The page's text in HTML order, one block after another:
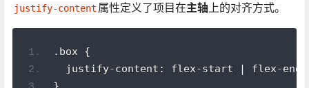
justify-content 属性定义了项目在主轴上的对齐方式。
.box {
justify-content: flex-start | flex-